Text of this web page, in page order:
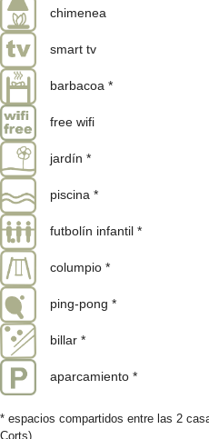
chimenea
smart tv
barbacoa *
free wifi
jardín *
piscina *
futbolín infantil *
columpio *
ping-pong *
billar *
aparcamiento *
* espacios compartidos entre las 2
Corts)